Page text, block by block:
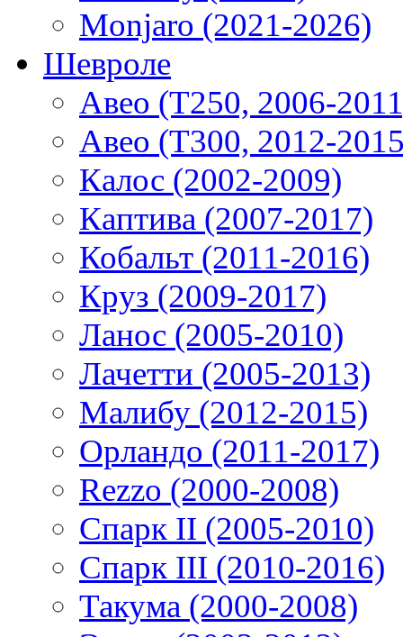
Monjaro (2021-2026)
Шевроле
Авео (T250, 2006-
Авео (T300, 2012-
Калос (2002-2009)
Каптива (2007-2017)
Кобальт (2011-2016)
Круз (2009-2017)
Ланос (2005-2010)
Лачетти (2005-2013)
Малибу (2012-2015)
Орландо (2011-2017)
Rezzo (2000-2008)
Спарк II (2005-2010)
Спарк III (2010-2016)
Такума (2000-2008)